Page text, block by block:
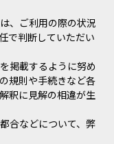
、ご利用の際の状況
で判断していただい
掲載するように努め
規則や手続きなど各
釈に見解の相違が生
合などについて、弊